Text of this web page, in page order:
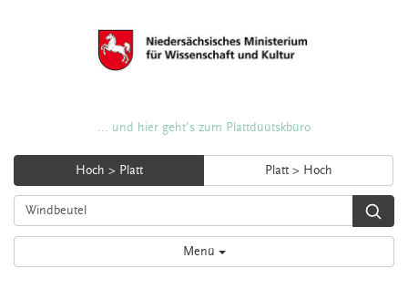
... und hier geht's zum Plattdüütskbüro
Hoch > Platt Platt > Hoch
Menü